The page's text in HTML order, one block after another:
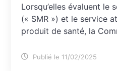
Lorsqu’elles évaluent le
(« SMR ») et le service
produit de santé, la
Publié le 11/02/2025